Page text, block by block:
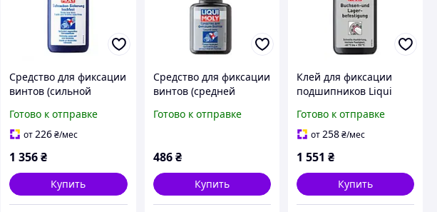
Средство для фиксации
винтов (сильной
Schrauben-Sicherung
hochfest 50г (3804)
Готово к отправке
от226₴/мес
1 356₴
Купить
Средство для фиксации
винтов (средней
Schrauben-Sicherung
Готово к отправке
486 ₴
Купить
Клей для фиксации
подшипников Liqui
Lager-Befestigung 0.05л
(3807)
Готово к отправке
от 258₴/мес
1 551 ₴
Купить